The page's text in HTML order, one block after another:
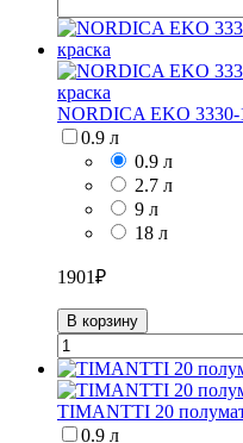
NORDICA EKO 3330-
0.9 л
0.9 л
2.7 л
9 л
18 л
1901₽
В корзину
TIMANTTI 20
0.9 л